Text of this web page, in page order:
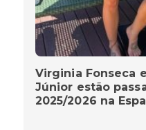
Virginia Fonseca
Júnior estão
2025/2026 na